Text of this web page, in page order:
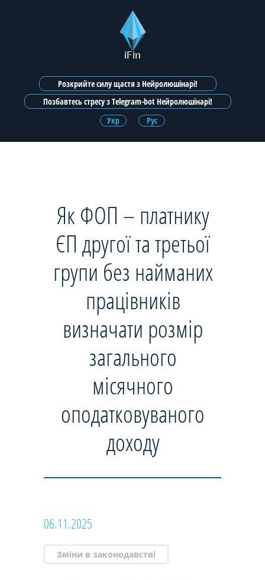
iFin
Розкрийте силу щастя з Нейролюшінарі!
Позбавтесь стресу з Telegram-bot Нейролюшінарі!
Укр
Рус
Як ФОП – платнику
ЄП другої та третьої
групи без найманих
працівників
визначати розмір
загального
місячного
оподатковуваного
доходу
06.11.2025
Зміни в законодавстві